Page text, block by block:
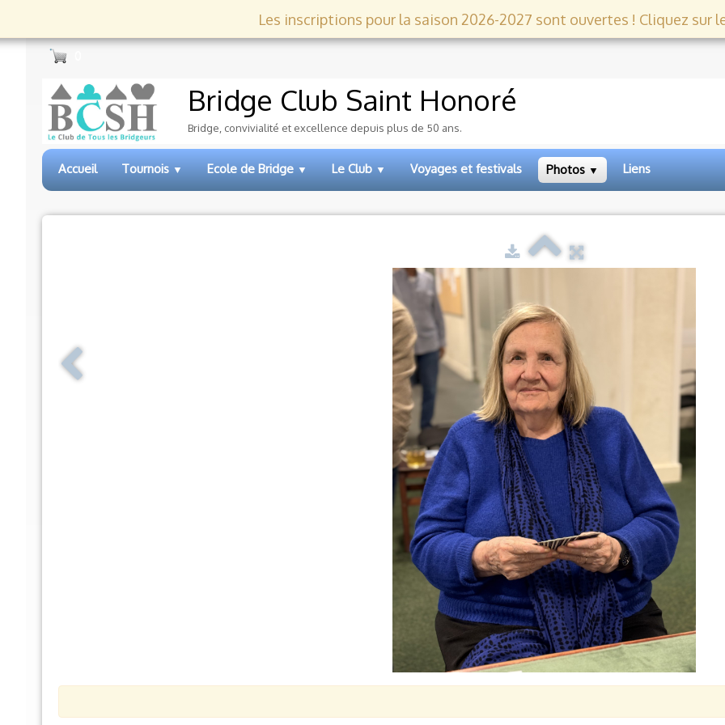
Les inscriptions pour la saison 2026-2027 sont ouvertes ! Cliquez sur le
Bridge Club Saint Honoré
Bridge, convivialité et excellence depuis plus de 50 ans.
Accueil Tournois ▼ Ecole de Bridge ▼ Le Club ▼ Voyages et festivals Photos ▼ Liens